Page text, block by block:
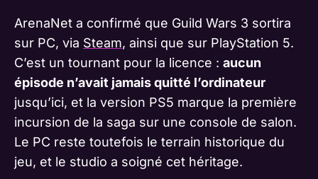
ArenaNet a confirmé que Guild Wars 3 sortira
sur PC, via Steam, ainsi que sur PlayStation 5.
C’est un tournant pour la licence : aucun
épisode n’avait jamais quitté l’ordinateur
jusqu’ici, et la version PS5 marque la première
incursion de la saga sur une console de salon.
Le PC reste toutefois le terrain historique du
jeu, et le studio a soigné cet héritage.